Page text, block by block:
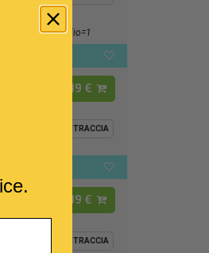
1,89 €
MULTITRACCIA
1,89 €
MULTITRACCIA